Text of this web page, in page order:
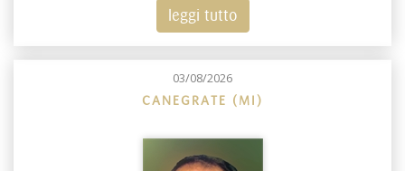
leggi tutto
03/08/2026
CANEGRATE (MI)